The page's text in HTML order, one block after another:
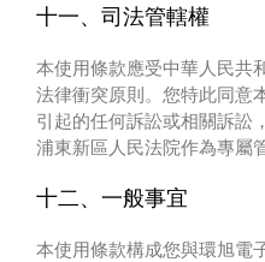
十一、司法管轄權
本使用條款應受中華人民共
法律衝突原則。您特此同意
引起的任何訴訟或相關訴訟
浦東新區人民法院作為專屬
十二、一般事宜
本使用條款構成您與環旭電